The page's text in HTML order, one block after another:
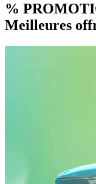
%
Meilleures